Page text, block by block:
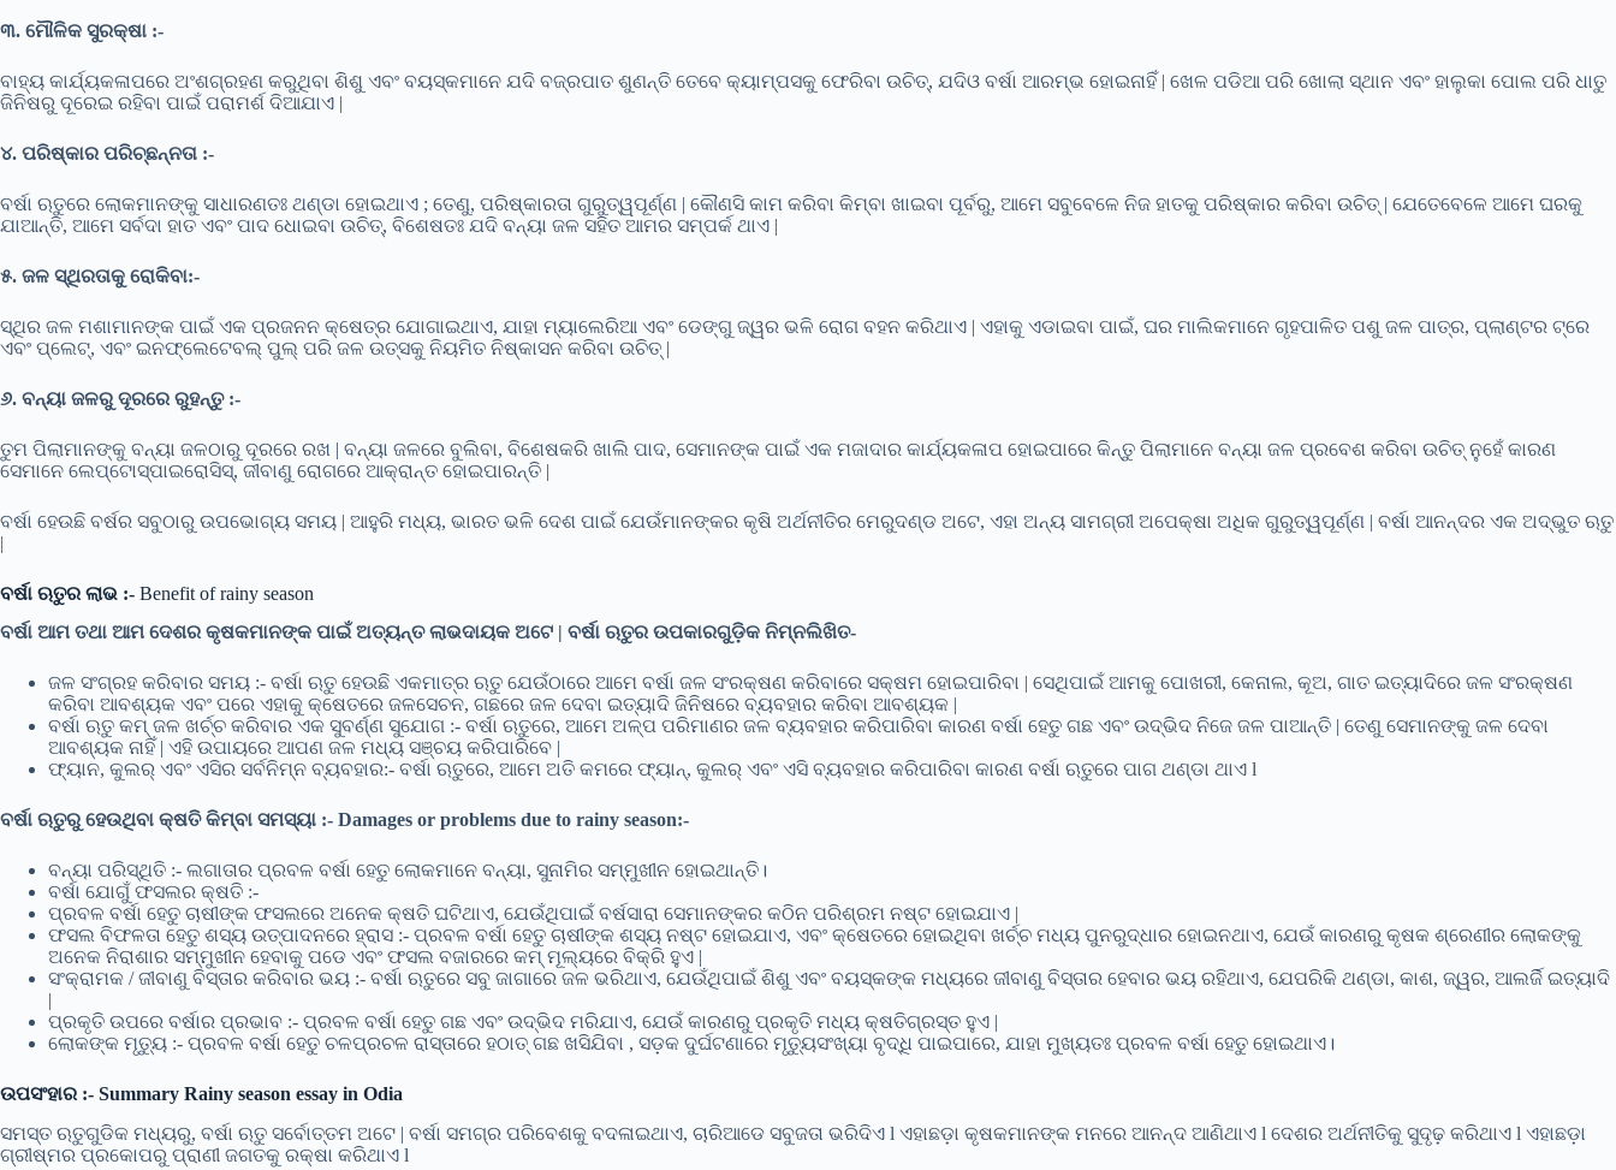
୩. ମୌଳିକ ସୁରକ୍ଷା :-
ବାହ୍ୟ କାର୍ଯ୍ୟକଳାପରେ ଅଂଶଗ୍ରହଣ କରୁଥିବା ଶିଶୁ ଏବଂ ବୟସ୍କମାନେ ଯଦି ବଜ୍ରପାତ ଶୁଣନ୍ତି ତେବେ କ୍ୟାମ୍ପସକୁ ଫେରିବା ଉଚିତ୍, ଯଦିଓ ବର୍ଷା ଆରମ୍ଭ ହୋଇନାହିଁ | ଖେଳ ପଡିଆ ପରି ଖୋଲା ସ୍ଥାନ ଏବଂ ହାଲୁକା ପୋଲ ପରି ଧାତୁ
ଜିନିଷରୁ ଦୂରେଇ ରହିବା ପାଇଁ ପରାମର୍ଶ ଦିଆଯାଏ |
୪. ପରିଷ୍କାର ପରିଚ୍ଛନ୍ନତା :-
ବର୍ଷା ଋତୁରେ ଲୋକମାନଙ୍କୁ ସାଧାରଣତଃ ଥଣ୍ଡା ହୋଇଥାଏ ; ତେଣୁ, ପରିଷ୍କାରତା ଗୁରୁତ୍ୱପୂର୍ଣ୍ଣ | କୌଣସି କାମ କରିବା କିମ୍ବା ଖାଇବା ପୂର୍ବରୁ, ଆମେ ସବୁବେଳେ ନିଜ ହାତକୁ ପରିଷ୍କାର କରିବା ଉଚିତ୍ | ଯେତେବେଳେ ଆମେ ଘରକୁ
ଯାଆନ୍ତି, ଆମେ ସର୍ବଦା ହାତ ଏବଂ ପାଦ ଧୋଇବା ଉଚିତ୍, ବିଶେଷତଃ ଯଦି ବନ୍ୟା ଜଳ ସହିତ ଆମର ସମ୍ପର୍କ ଥାଏ |
୫. ଜଳ ସ୍ଥିରତାକୁ ରୋକିବା:-
ସ୍ଥିର ଜଳ ମଶାମାନଙ୍କ ପାଇଁ ଏକ ପ୍ରଜନନ କ୍ଷେତ୍ର ଯୋଗାଇଥାଏ, ଯାହା ମ୍ୟାଲେରିଆ ଏବଂ ଡେଙ୍ଗୁ ଜ୍ୱର ଭଳି ରୋଗ ବହନ କରିଥାଏ | ଏହାକୁ ଏଡାଇବା ପାଇଁ, ଘର ମାଲିକମାନେ ଗୃହପାଳିତ ପଶୁ ଜଳ ପାତ୍ର, ପ୍ଲାଣ୍ଟର ଟ୍ରେ
ଏବଂ ପ୍ଲେଟ୍, ଏବଂ ଇନଫ୍ଲେଟେବଲ୍ ପୁଲ୍ ପରି ଜଳ ଉତ୍ସକୁ ନିୟମିତ ନିଷ୍କାସନ କରିବା ଉଚିତ୍ |
୬. ବନ୍ୟା ଜଳରୁ ଦୂରରେ ରୁହନ୍ତୁ :-
ତୁମ ପିଲାମାନଙ୍କୁ ବନ୍ୟା ଜଳଠାରୁ ଦୂରରେ ରଖ | ବନ୍ୟା ଜଳରେ ବୁଲିବା, ବିଶେଷକରି ଖାଲି ପାଦ, ସେମାନଙ୍କ ପାଇଁ ଏକ ମଜାଦାର କାର୍ଯ୍ୟକଳାପ ହୋଇପାରେ କିନ୍ତୁ ପିଲାମାନେ ବନ୍ୟା ଜଳ ପ୍ରବେଶ କରିବା ଉଚିତ୍ ନୁହେଁ କାରଣ
ସେମାନେ ଲେପ୍ଟୋସ୍ପାଇରୋସିସ୍, ଜୀବାଣୁ ରୋଗରେ ଆକ୍ରାନ୍ତ ହୋଇପାରନ୍ତି |
ବର୍ଷା ହେଉଛି ବର୍ଷର ସବୁଠାରୁ ଉପଭୋଗ୍ୟ ସମୟ | ଆହୁରି ମଧ୍ୟ, ଭାରତ ଭଳି ଦେଶ ପାଇଁ ଯେଉଁମାନଙ୍କର କୃଷି ଅର୍ଥନୀତିର ମେରୁଦଣ୍ଡ ଅଟେ, ଏହା ଅନ୍ୟ ସାମଗ୍ରୀ ଅପେକ୍ଷା ଅଧିକ ଗୁରୁତ୍ୱପୂର୍ଣ୍ଣ | ବର୍ଷା ଆନନ୍ଦର ଏକ ଅଦ୍ଭୁତ ଋତୁ
|
ବର୍ଷା ଋତୁର ଲାଭ :- Benefit of rainy season
ବର୍ଷା ଆମ ତଥା ଆମ ଦେଶର କୃଷକମାନଙ୍କ ପାଇଁ ଅତ୍ୟନ୍ତ ଲାଭଦାୟକ ଅଟେ | ବର୍ଷା ଋତୁର ଉପକାରଗୁଡ଼ିକ ନିମ୍ନଲିଖିତ-
ଜଳ ସଂଗ୍ରହ କରିବାର ସମୟ :- ବର୍ଷା ଋତୁ ହେଉଛି ଏକମାତ୍ର ଋତୁ ଯେଉଁଠାରେ ଆମେ ବର୍ଷା ଜଳ ସଂରକ୍ଷଣ କରିବାରେ ସକ୍ଷମ ହୋଇପାରିବା | ସେଥିପାଇଁ ଆମକୁ ପୋଖରୀ, କେନାଲ, କୂଅ, ଗାତ ଇତ୍ୟାଦିରେ ଜଳ ସଂରକ୍ଷଣ
କରିବା ଆବଶ୍ୟକ ଏବଂ ପରେ ଏହାକୁ କ୍ଷେତରେ ଜଳସେଚନ, ଗଛରେ ଜଳ ଦେବା ଇତ୍ୟାଦି ଜିନିଷରେ ବ୍ୟବହାର କରିବା ଆବଶ୍ୟକ |
ବର୍ଷା ଋତୁ କମ୍ ଜଳ ଖର୍ଚ୍ଚ କରିବାର ଏକ ସୁବର୍ଣ୍ଣ ସୁଯୋଗ :- ବର୍ଷା ଋତୁରେ, ଆମେ ଅଳ୍ପ ପରିମାଣର ଜଳ ବ୍ୟବହାର କରିପାରିବା କାରଣ ବର୍ଷା ହେତୁ ଗଛ ଏବଂ ଉଦ୍ଭିଦ ନିଜେ ଜଳ ପାଆନ୍ତି | ତେଣୁ ସେମାନଙ୍କୁ ଜଳ ଦେବା
ଆବଶ୍ୟକ ନାହିଁ | ଏହି ଉପାୟରେ ଆପଣ ଜଳ ମଧ୍ୟ ସଞ୍ଚୟ କରିପାରିବେ |
ଫ୍ୟାନ, କୁଲର୍ ଏବଂ ଏସିର ସର୍ବନିମ୍ନ ବ୍ୟବହାର:- ବର୍ଷା ଋତୁରେ, ଆମେ ଅତି କମରେ ଫ୍ୟାନ୍, କୁଲର୍ ଏବଂ ଏସି ବ୍ୟବହାର କରିପାରିବା କାରଣ ବର୍ଷା ଋତୁରେ ପାଗ ଥଣ୍ଡା ଥାଏ l
ବର୍ଷା ଋତୁରୁ ହେଉଥିବା କ୍ଷତି କିମ୍ବା ସମସ୍ୟା :- Damages or problems due to rainy season:-
ବନ୍ୟା ପରିସ୍ଥିତି :- ଲଗାତାର ପ୍ରବଳ ବର୍ଷା ହେତୁ ଲୋକମାନେ ବନ୍ୟା, ସୁନାମିର ସମ୍ମୁଖୀନ ହୋଇଥାନ୍ତି।
ବର୍ଷା ଯୋଗୁଁ ଫସଲର କ୍ଷତି :-
ପ୍ରବଳ ବର୍ଷା ହେତୁ ଚାଷୀଙ୍କ ଫସଲରେ ଅନେକ କ୍ଷତି ଘଟିଥାଏ, ଯେଉଁଥିପାଇଁ ବର୍ଷସାରା ସେମାନଙ୍କର କଠିନ ପରିଶ୍ରମ ନଷ୍ଟ ହୋଇଯାଏ |
ଫସଲ ବିଫଳତା ହେତୁ ଶସ୍ୟ ଉତ୍ପାଦନରେ ହ୍ରାସ :- ପ୍ରବଳ ବର୍ଷା ହେତୁ ଚାଷୀଙ୍କ ଶସ୍ୟ ନଷ୍ଟ ହୋଇଯାଏ, ଏବଂ କ୍ଷେତରେ ହୋଇଥିବା ଖର୍ଚ୍ଚ ମଧ୍ୟ ପୁନରୁଦ୍ଧାର ହୋଇନଥାଏ, ଯେଉଁ କାରଣରୁ କୃଷକ ଶ୍ରେଣୀର ଲୋକଙ୍କୁ
ଅନେକ ନିରାଶାର ସମ୍ମୁଖୀନ ହେବାକୁ ପଡେ ଏବଂ ଫସଲ ବଜାରରେ କମ୍ ମୂଲ୍ୟରେ ବିକ୍ରି ହୁଏ |
ସଂକ୍ରାମକ / ଜୀବାଣୁ ବିସ୍ତାର କରିବାର ଭୟ :- ବର୍ଷା ଋତୁରେ ସବୁ ଜାଗାରେ ଜଳ ଭରିଥାଏ, ଯେଉଁଥିପାଇଁ ଶିଶୁ ଏବଂ ବୟସ୍କଙ୍କ ମଧ୍ୟରେ ଜୀବାଣୁ ବିସ୍ତାର ହେବାର ଭୟ ରହିଥାଏ, ଯେପରିକି ଥଣ୍ଡା, କାଶ, ଜ୍ୱର, ଆଲର୍ଜି ଇତ୍ୟାଦି
|
ପ୍ରକୃତି ଉପରେ ବର୍ଷାର ପ୍ରଭାବ :- ପ୍ରବଳ ବର୍ଷା ହେତୁ ଗଛ ଏବଂ ଉଦ୍ଭିଦ ମରିଯାଏ, ଯେଉଁ କାରଣରୁ ପ୍ରକୃତି ମଧ୍ୟ କ୍ଷତିଗ୍ରସ୍ତ ହୁଏ |
ଲୋକଙ୍କ ମୃତ୍ୟୁ :- ପ୍ରବଳ ବର୍ଷା ହେତୁ ଚଳପ୍ରଚଳ ରାସ୍ତାରେ ହଠାତ୍ ଗଛ ଖସିଯିବା , ସଡ଼କ ଦୁର୍ଘଟଣାରେ ମୃତ୍ୟୁସଂଖ୍ୟା ବୃଦ୍ଧି ପାଇପାରେ, ଯାହା ମୁଖ୍ୟତଃ ପ୍ରବଳ ବର୍ଷା ହେତୁ ହୋଇଥାଏ।
ଉପସଂହାର :- Summary Rainy season essay in Odia
ସମସ୍ତ ଋତୁଗୁଡିକ ମଧ୍ୟରୁ, ବର୍ଷା ଋତୁ ସର୍ବୋତ୍ତମ ଅଟେ | ବର୍ଷା ସମଗ୍ର ପରିବେଶକୁ ବଦଳାଇଥାଏ, ଚାରିଆଡେ ସବୁଜତା ଭରିଦିଏ l ଏହାଛଡ଼ା କୃଷକମାନଙ୍କ ମନରେ ଆନନ୍ଦ ଆଣିଥାଏ l ଦେଶର ଅର୍ଥନୀତିକୁ ସୁଦୃଢ଼ କରିଥାଏ l ଏହାଛଡ଼ା
ଗ୍ରୀଷ୍ମର ପ୍ରକୋପରୁ ପ୍ରାଣୀ ଜଗତକୁ ରକ୍ଷା କରିଥାଏ l